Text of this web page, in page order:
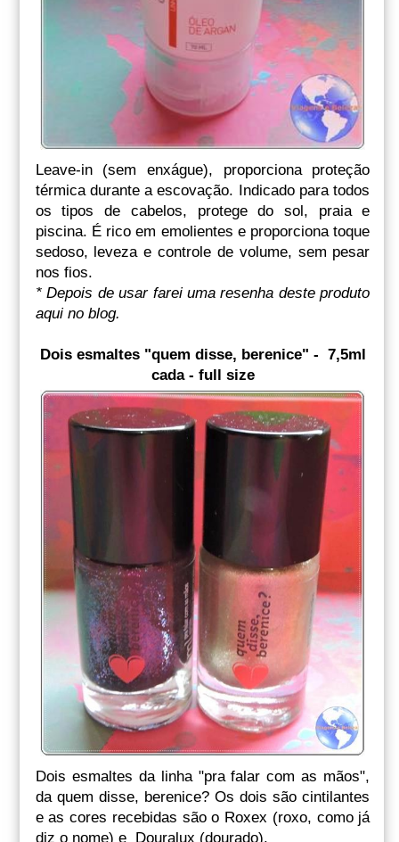
Leave-in (sem enxágue), proporciona proteção
térmica durante a escovação. Indicado para todos
os tipos de cabelos, protege do sol, praia e
piscina. É rico em emolientes e proporciona toque
sedoso, leveza e controle de volume, sem pesar
nos fios.
* Depois de usar farei uma resenha deste produto
aqui no blog.
Dois esmaltes "quem disse, berenice" - 7,5ml
cada - full size
Dois esmaltes da linha "pra falar com as mãos",
da quem disse, berenice? Os dois são cintilantes
e as cores recebidas são o Roxex (roxo, como já
diz o nome) e Douralux (dourado).